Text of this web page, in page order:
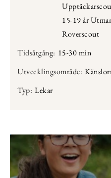
15-19 år
Roverscout
Tidsåtgång: 15-30 min
Utvecklingsområde:
Typ: Lekar